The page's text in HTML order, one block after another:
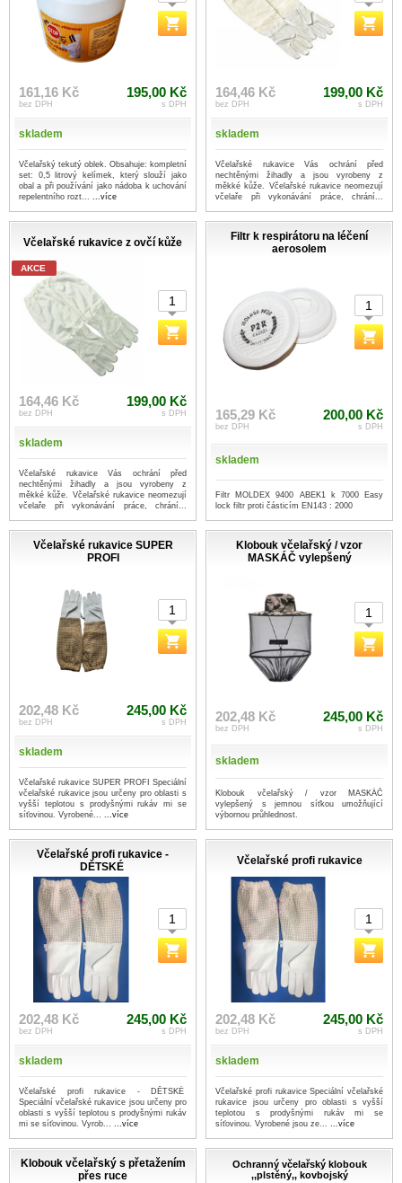
161,16 Kč
bez DPH
195,00 Kč
s DPH
skladem
Včelařský tekutý oblek. Obsahuje: kompletní
set: 0,5 litrový kelímek, který slouží jako
obal a při používání jako nádoba k uchování
repelentního rozt... ...více
164,46 Kč
bez DPH
199,00 Kč
s DPH
skladem
Včelařské rukavice Vás ochrání před
nechtěnými žihadly a jsou vyrobeny z
měkké kůže. Včelařské rukavice neomezují
včelaře při vykonávání práce, chrání...
Včelařské rukavice z ovčí kůže
AKCE
164,46 Kč
bez DPH
199,00 Kč
s DPH
skladem
Včelařské rukavice Vás ochrání před
nechtěnými žihadly a jsou vyrobeny z
měkké kůže. Včelařské rukavice neomezují
včelaře při vykonávání práce, chrání...
Filtr k respirátoru na léčení
aerosolem
165,29 Kč
bez DPH
200,00 Kč
s DPH
skladem
Filtr MOLDEX 9400 ABEK1 k 7000 Easy
lock filtr proti částicím EN143 : 2000
Včelařské rukavice SUPER
PROFI
202,48 Kč
bez DPH
245,00 Kč
s DPH
skladem
Včelařské rukavice SUPER PROFI Speciální
včelařské rukavice jsou určeny pro oblasti s
vyšší teplotou s prodyšnými rukáv mi se
síťovinou. Vyrobené... ...více
Klobouk včelařský / vzor
MASKÁČ vylepšený
202,48 Kč
bez DPH
245,00 Kč
s DPH
skladem
Klobouk včelařský / vzor MASKÁČ
vylepšený s jemnou síťkou umožňující
výbornou průhlednost.
Včelařské profi rukavice -
DĚTSKÉ
202,48 Kč
bez DPH
245,00 Kč
s DPH
skladem
Včelařské profi rukavice - DĚTSKÉ
Speciální včelařské rukavice jsou určeny pro
oblasti s vyšší teplotou s prodyšnými rukáv
mi se síťovinou. Vyrob... ...více
Včelařské profi rukavice
202,48 Kč
bez DPH
245,00 Kč
s DPH
skladem
Včelařské profi rukavice Speciální včelařské
rukavice jsou určeny pro oblasti s vyšší
teplotou s prodyšnými rukáv mi se
síťovinou. Vyrobené jsou ze... ...více
Klobouk včelařský s přetažením
přes ruce
Ochranný včelařský klobouk
,,plstěný,, kovbojský